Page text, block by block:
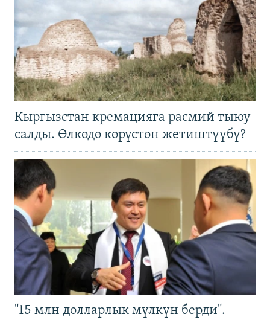
Кыргызстан кремацияга расмий тыюу
салды. Өлкөдө көрүстөн жетиштүүбү?
"15 млн долларлык мүлкүн берди".